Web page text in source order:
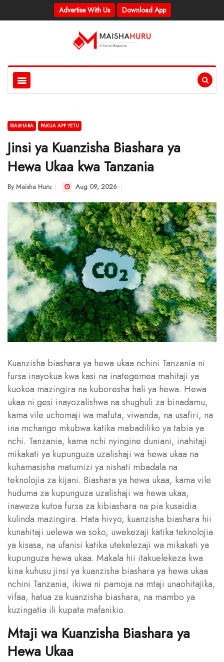
Advertise With Us Download App
BIASHARA PAKUA APP YETU
Jinsi ya Kuanzisha Biashara ya
Hewa Ukaa kwa Tanzania
By Maisha Huru Aug 09, 2026
Kuanzisha biashara ya hewa ukaa nchini Tanzania ni
fursa inayokua kwa kasi na inategemea mahitaji ya
kuokoa mazingira na kuboresha hali ya hewa. Hewa
ukaa ni gesi inayozalishwa na shughuli za binadamu,
kama vile uchomaji wa mafuta, viwanda, na usafiri, na
ina mchango mkubwa katika mabadiliko ya tabia ya
nchi. Tanzania, kama nchi nyingine duniani, inahitaji
mikakati ya kupunguza uzalishaji wa hewa ukaa na
kuhamasisha matumizi ya nishati mbadala na
teknolojia za kijani. Biashara ya hewa ukaa, kama vile
huduma za kupunguza uzalishaji wa hewa ukaa,
inaweza kutoa fursa za kibiashara na pia kusaidia
kulinda mazingira. Hata hivyo, kuanzisha biashara hii
kunahitaji uelewa wa soko, uwekezaji katika teknolojia
ya kisasa, na ufanisi katika utekelezaji wa mikakati ya
kupunguza hewa ukaa. Makala hii itakuelekeza kwa
kina kuhusu jinsi ya kuanzisha biashara ya hewa ukaa
nchini Tanzania, ikiwa ni pamoja na mtaji unaohitajika,
vifaa, hatua za kuanzisha biashara, na mambo ya
kuzingatia ili kupata mafanikio.
Mtaji wa Kuanzisha Biashara ya
Hewa Ukaa